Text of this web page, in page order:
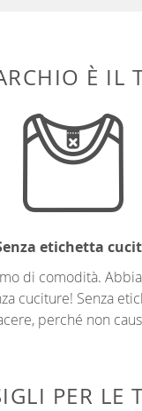
È IL
etichetta
di comodità.
cuciture! Senza
perché non
PER LE